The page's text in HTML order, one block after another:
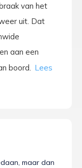
van het
uit. Dat
aan een
boord.
maar dan